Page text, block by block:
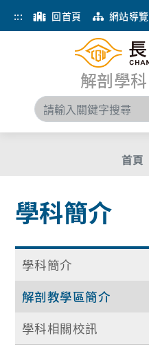
::: 回首頁 網站導覽
解剖學科
首頁
學科簡介
學科簡介
解剖教學區簡介
學科相關校訊